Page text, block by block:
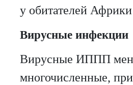
у обитателей
Вирусные инфекции
Вирусные ИППП
многочисленные,